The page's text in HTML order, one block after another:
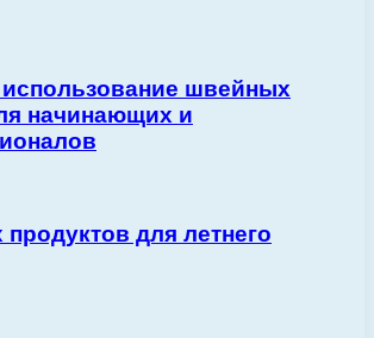
швейных
начинающих и
для летнего